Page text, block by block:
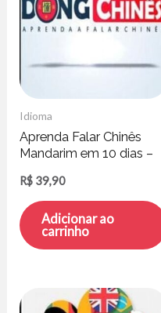
Idioma
Aprenda Falar Chinês
Mandarim em 10 dias –
R$ 39,90
Adicionar ao
carrinho